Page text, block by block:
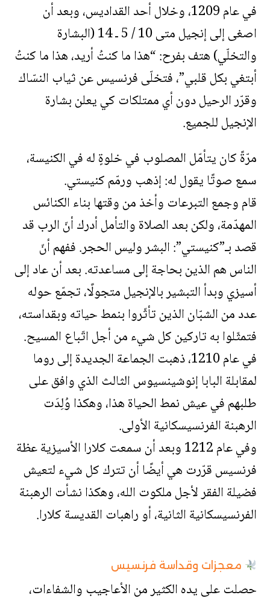
في عام 1209، وخلال أحد القداديس، وبعد أن
اصغى إلى إنجيل متى 10 / 5 ـ 14 (البشارة
والتخلّي) هتف بفرح: “هذا ما كنتُ أريد، هذا ما كنتُ
أبتغي بكل قلبي”، فتخلّى فرنسيس عن ثياب النسّاك
وقرّر الرحيل دون أي ممتلكات كي يعلن بشارة
الإنجيل للجميع.
مرّةً كان يتأمّل المصلوب في خلوةٍ له في الكنيسة،
سمع صوتًا يقول له: إذهب ورمّم كنيستي.
قام وجمع التبرعات وأخذ من وقتها بناء الكنائس
المهدّمة، ولكن بعد الصلاة والتأمل أدرك أنّ الرب قد
قصد بـ”كنيستي”: البشر وليس الحجر. ففهم أنّ
الناس هم الذين بحاجة إلى مساعدته. بعد أن عاد إلى
أسيزي وبدأ التبشير بالإنجيل متجولًا، تجمّع حوله
عدد من الشبّان الذين تأثّروا بنمط حياته وبقداسته،
فتمثّلوا به تاركين كل شيء من أجل اتّباع المسيح.
في عام 1210، ذهبت الجماعة الجديدة إلى روما
لمقابلة البابا إنوشينسيوس الثالث الذي وافق على
طلبهم في عيش نمط الحياة هذا، وهكذا وُلِدَت
الرهبنة الفرنسيسكانية الأولى.
وفي عام 1212 وبعد أن سمعت كلارا الأسيزية عظة
فرنسيس قرّرت هي أيضًا أن تترك كل شيء لتعيش
فضيلة الفقر لأجل ملكوت الله، وهكذا نشأت الرهبنة
الفرنسيسكانية الثانية، أو راهبات القديسة كلارا.
معجزات وقداسة فرنسيس
حصلت على يده الكثير من الأعاجيب والشفاءات،